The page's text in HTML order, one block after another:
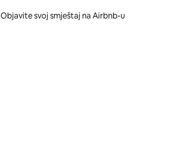
Objavite svoj smještaj na Airbnb-u